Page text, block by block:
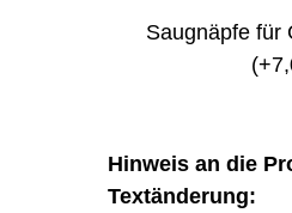
Saugnäpfe für
Hinweis an die
Textänderung: